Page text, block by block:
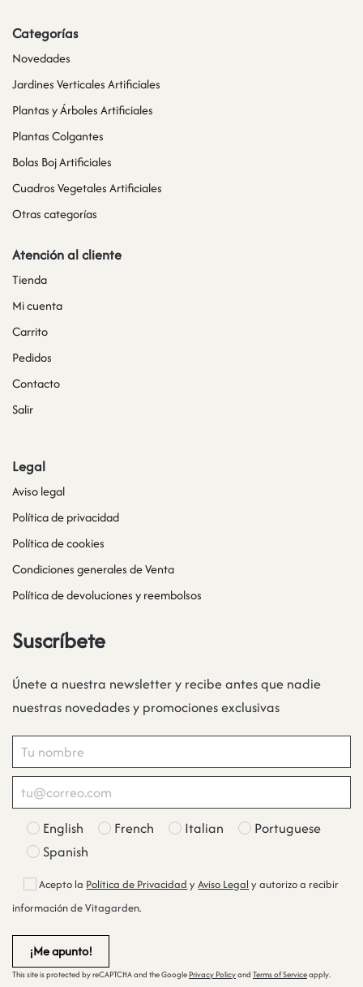
Categorías
Novedades
Jardines Verticales Artificiales
Plantas y Árboles Artificiales
Plantas Colgantes
Bolas Boj Artificiales
Cuadros Vegetales Artificiales
Otras categorías
Atención al cliente
Tienda
Mi cuenta
Carrito
Pedidos
Contacto
Salir
Legal
Aviso legal
Política de privacidad
Política de cookies
Condiciones generales de Venta
Política de devoluciones y reembolsos
Suscríbete
Únete a nuestra newsletter y recibe antes que nadie
nuestras novedades y promociones exclusivas
English French Italian
Portuguese
Spanish
Acepto la Política de Privacidad yAviso Legal y autorizo a recibir
información de Vitagarden.
This site is protected by reCAPTCHA and the Google Privacy Policyand Terms of Serviceapply.